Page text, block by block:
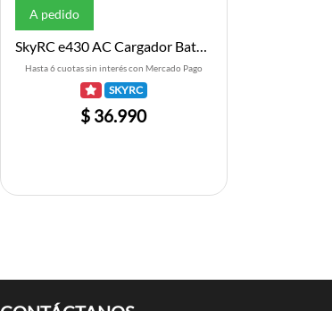
A pedido
SkyRC e430 AC Cargador Bateria (LiPo) (4S/3A/30W)
Hasta 6 cuotas sin interés con Mercado Pago
SKYRC
$ 36.990